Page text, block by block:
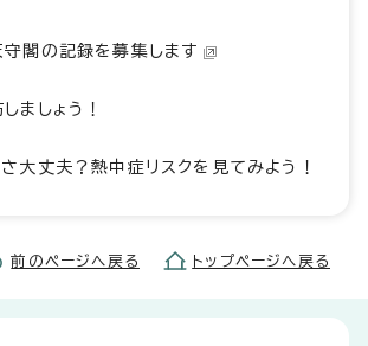
閣の記録を募集します
ましょう！
大丈夫？熱中症リスクを見てみよう！
前のページへ戻る トップページへ戻る